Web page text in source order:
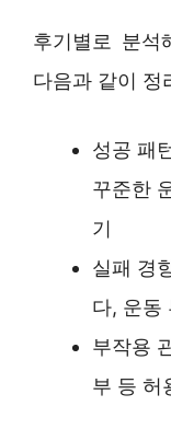
후기별로 분
다음과 같이 정
성공 패
꾸준한
기
실패 경
다, 운동
부작용
부 등 허